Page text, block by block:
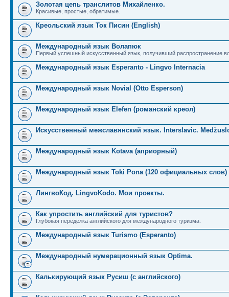
Золотая цепь транслитов Михайленко.
Красивые, простые, обратимые.
Креольский язык Ток Писин (English)
Международный язык Волапюк
Первый успешный искусственный язык, получивший распространение
Международный язык Esperanto - Lingvo Internacia
Международный язык Novial (Otto Esperson)
Международный язык Elefen (романский креол)
Искусственный межславянский язык. Interslavic.
Международный язык Kotava (априорный)
Международный язык Toki Pona (120 официальных слов)
ЛингвоКод. LingvoKodo. Мои проекты.
Как упростить английский для туристов?
Глубокая переделка английского для международного туризма.
Международный язык Turismo (Esperanto)
Международный нумерационный язык Optima.
Калькирующий язык Русиш (с английского)